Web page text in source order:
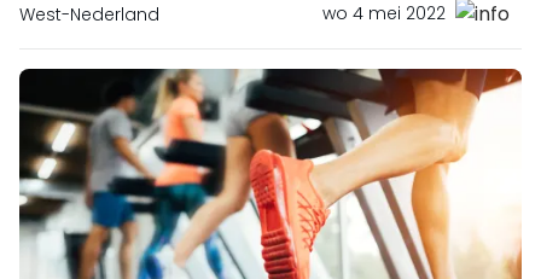
West-Nederland
wo 4 mei 2022